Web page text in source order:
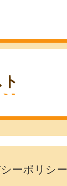
ーポリシー